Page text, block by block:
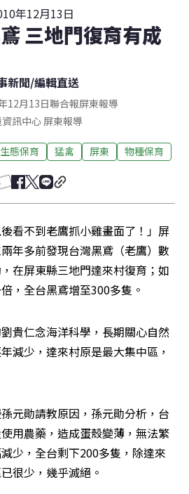
年12月13日
三地門復育有成
新聞/編輯直送
12月13日聯合報屏東報導
訊中心 屏東報導
生態保育 猛禽 屏東 物種保育
後看不到老鷹抓小雞畫面了！」屏
年多前發現台灣黑鳶（老鷹）數
在屏東縣三地門達來村復育；如
，全台黑鳶增至300多隻。
貴仁念海洋科學，長期關心自然
減少，達來村原是最大集中區，
元勛請教原因，孫元勛分析，台
用農藥，造成蛋殼變薄，無法繁
少，全台剩下200多隻，除達來
很少，幾乎滅絕。